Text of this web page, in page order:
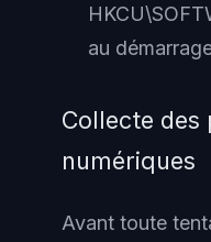
au
Collecte des
numériques
Avant toute